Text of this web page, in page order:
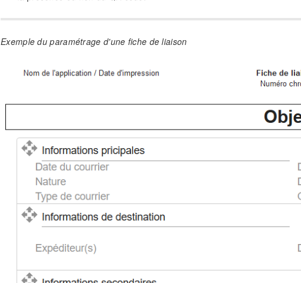
Exemple du paramétrage d'une fiche de liaison